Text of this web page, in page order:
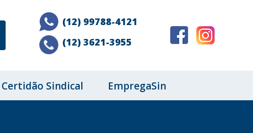
(12) 99788-4121
(12) 3621-3955
Certidão Sindical EmpregaSin